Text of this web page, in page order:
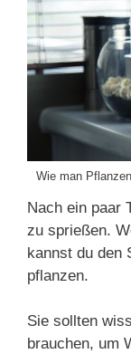
Wie man
Nach ein paar
zu sprießen.
kannst du den
pflanzen.
Sie sollten
brauchen, um